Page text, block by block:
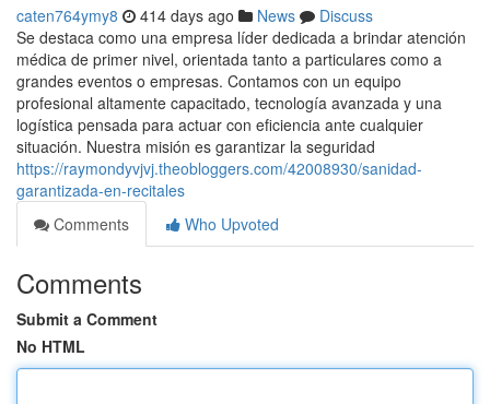
caten764ymy8 414 days ago News
Discuss
Se destaca como una empresa líder dedicada a brindar atención
médica de primer nivel, orientada tanto a particulares como a
grandes eventos o empresas. Contamos con un equipo
profesional altamente capacitado, tecnología avanzada y una
logística pensada para actuar con eficiencia ante cualquier
situación. Nuestra misión es garantizar la seguridad
https://raymondyvjvj.theobloggers.com/42008930/sanidad-
garantizada-en-recitales
Comments
Who Upvoted
Comments
Submit a Comment
No HTML